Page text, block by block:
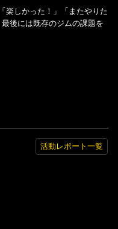
楽しかった！」「またやりた
後には既存のジムの課題を
活動レポート一覧